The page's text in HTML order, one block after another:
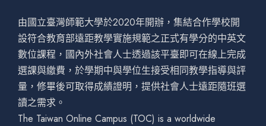
由國立臺灣師範大學於2020年開辦，集結合作學校開
設符合教育部遠距教學實施規範之正式有學分的中英文
數位課程，國內外社會人士透過該平臺即可在線上完成
選課與繳費，於學期中與學位生接受相同教學指導與評
量，修畢後可取得成績證明，提供社會人士遠距隨班選
讀之需求。
The Taiwan Online Campus (TOC) is a worldwide